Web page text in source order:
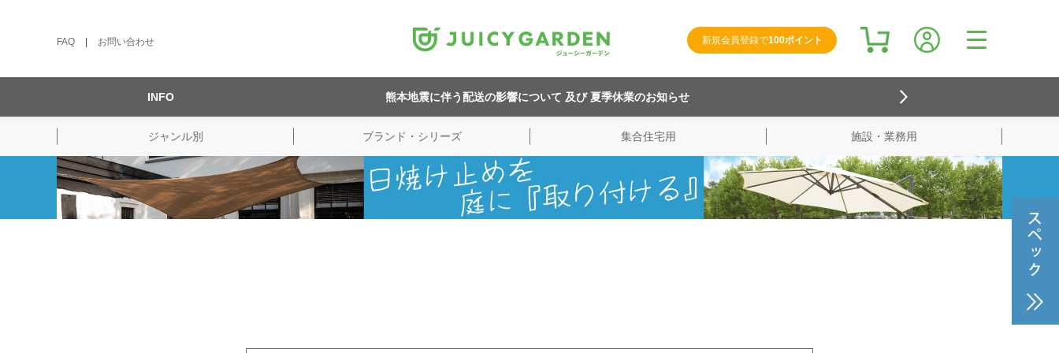
FAQ お問い合わせ 新規会員登録で100ポイント
検索
INFO 熊本地震に伴う配送の影響について 及び 夏季休業のお知らせ
ジャンル別 ブランド・シリーズ 集合住宅用 施設・業務用